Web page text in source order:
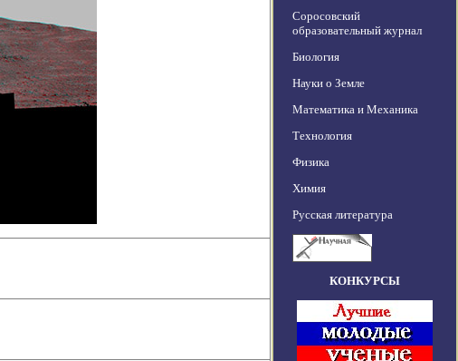
Соросовский
образовательный журнал
Биология
Науки о Земле
Математика и Механика
Технология
Физика
Химия
Русская литература
КОНКУРСЫ